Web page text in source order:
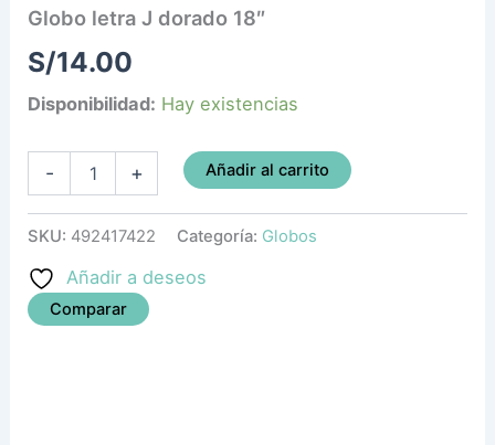
Globo letra J dorado 18″
S/14.00
Disponibilidad: Hay existencias
- + Añadir al carrito
SKU: 492417422 Categoría: Globos
Añadir a deseos
Comparar